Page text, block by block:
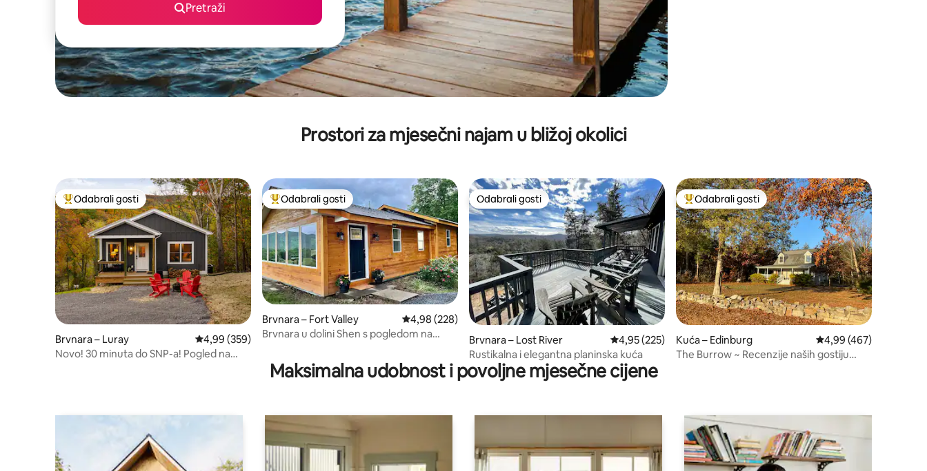
Pretraži
Prostori za mjesečni najam u bližoj okolici
Među najviše rangiranima s oznakom „Odabrali gosti”
Odabrali gosti
Brvnara – Luray Prosječna ocjena: 4,99/5, recenzija: 359
4,99 (359)
Novo! 30 minuta do SNP-a! Pogled na
Među najviše rangiranima s oznakom „Odabrali gosti”
Odabrali gosti
Brvnara – Fort Valley Prosječna ocjena: 4,98/5, recenzija: 228
4,98 (228)
Brvnara u dolini Shen s pogledom na
Odabrali gosti
Odabrali gosti
Brvnara – Lost River Prosječna ocjena: 4,95/5, recenzija: 225
4,95 (225)
Rustikalna i elegantna planinska kuća
Među najviše rangiranima s oznakom „Odabrali gosti”
Odabrali gosti
Kuća – Edinburg Prosječna ocjena:
4,99 (467)
The Burrow ~ Recenzije naših gostiju
Maksimalna udobnost i povoljne mjesečne cijene